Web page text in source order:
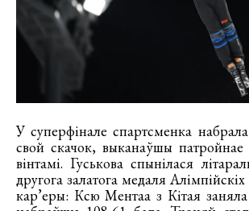
У суперфінале спартсменка
свой скачок, выканаўшы патройнае
вінтамі. Гуськова спынілася
другога залатога медаля
кар’еры: Ксю Ментаа з Кітая